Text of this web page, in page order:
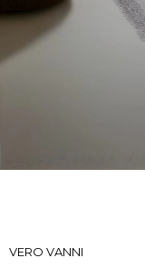
VERO VANNI